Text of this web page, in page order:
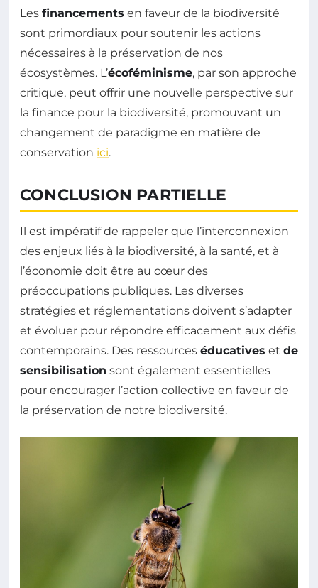
Les financements en faveur de la biodiversité
sont primordiaux pour soutenir les actions
nécessaires à la préservation de nos
écosystèmes. L’écoféminisme, par son approche
critique, peut offrir une nouvelle perspective sur
la finance pour la biodiversité, promouvant un
changement de paradigme en matière de
conservation ici.
CONCLUSION PARTIELLE
Il est impératif de rappeler que l’interconnexion
des enjeux liés à la biodiversité, à la santé, et à
l’économie doit être au cœur des
préoccupations publiques. Les diverses
stratégies et réglementations doivent s’adapter
et évoluer pour répondre efficacement aux défis
contemporains. Des ressources éducatives et de
sensibilisation sont également essentielles
pour encourager l’action collective en faveur de
la préservation de notre biodiversité.